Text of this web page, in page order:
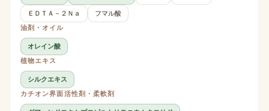
ＥＤＴＡ－２Ｎａ
フマル酸
油剤・オイル
オレイン酸
植物エキス
シルクエキス
カチオン界面活性剤・柔軟剤